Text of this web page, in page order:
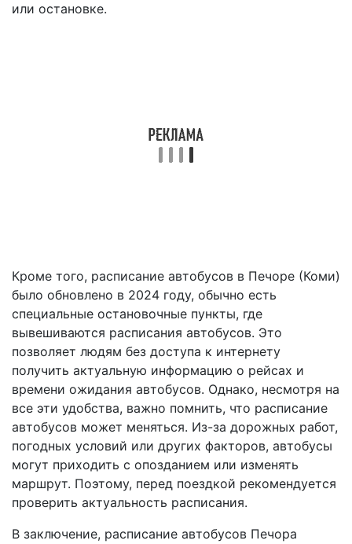
или остановке.
Кроме того, расписание автобусов в Печоре (Коми)
было обновлено в 2024 году, обычно есть
специальные остановочные пункты, где
вывешиваются расписания автобусов. Это
позволяет людям без доступа к интернету
получить актуальную информацию о рейсах и
времени ожидания автобусов. Однако, несмотря на
все эти удобства, важно помнить, что расписание
автобусов может меняться. Из-за дорожных работ,
погодных условий или других факторов, автобусы
могут приходить с опозданием или изменять
маршрут. Поэтому, перед поездкой рекомендуется
проверить актуальность расписания.
В заключение, расписание автобусов Печора